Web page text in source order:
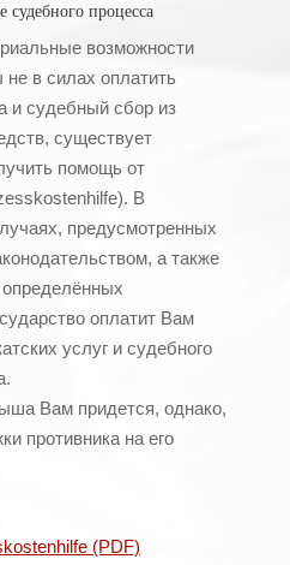
процесса
возможности
в силах оплатить
и судебный сбор из
существует
помощь от
В
предусмотренных
а также
оплатит Вам
услуг и судебного
Вам придется, однако,
противника на его
(PDF)